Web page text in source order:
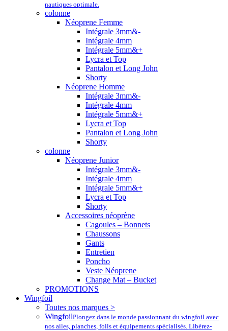
nautiques optimale.
colonne
Néoprene Femme
Intégrale 3mm&-
Intégrale 4mm
Intégrale 5mm&+
Lycra et Top
Pantalon et Long John
Shorty
Néoprene Homme
Intégrale 3mm&-
Intégrale 4mm
Intégrale 5mm&+
Lycra et Top
Pantalon et Long John
Shorty
colonne
Néoprene Junior
Intégrale 3mm&-
Intégrale 4mm
Intégrale 5mm&+
Lycra et Top
Shorty
Accessoires néoprène
Cagoules – Bonnets
Chaussons
Gants
Entretien
Poncho
Veste Néoprene
Change Mat – Bucket
PROMOTIONS
Wingfoil
Toutes nos marques >
WingfoilPlongez dans le monde passionnant du wingfoil avec
nos ailes, planches, foils et équipements spécialisés. Libérez-